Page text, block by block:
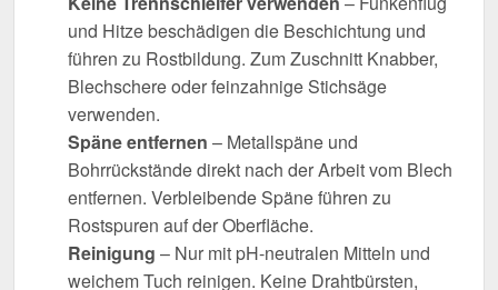
und Hitze beschädigen die Beschichtung und
führen zu Rostbildung. Zum Zuschnitt Knabber,
Blechschere oder feinzahnige Stichsäge
verwenden.
Späne entfernen – Metallspäne und
Bohrrückstände direkt nach der Arbeit vom Blech
entfernen. Verbleibende Späne führen zu
Rostspuren auf der Oberfläche.
Reinigung – Nur mit pH-neutralen Mitteln und
weichem Tuch reinigen. Keine Drahtbürsten,